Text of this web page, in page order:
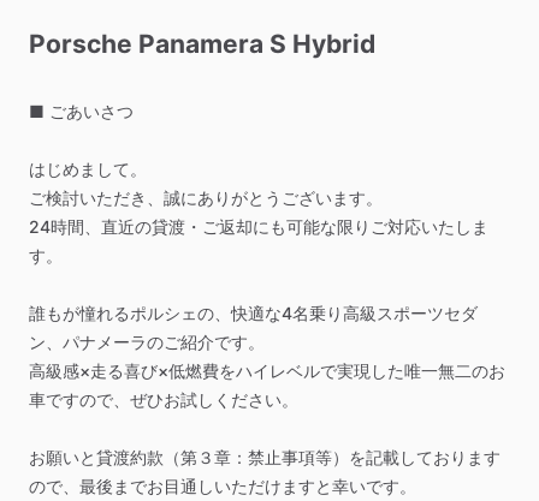
Porsche Panamera S Hybrid
■ ごあいさつ
はじめまして。
ご検討いただき、誠にありがとうございます。
24時間、直近の貸渡・ご返却にも可能な限りご対応いたしま
す。
誰もが憧れるポルシェの、快適な4名乗り高級スポーツセダ
ン、パナメーラのご紹介です。
高級感×走る喜び×低燃費をハイレベルで実現した唯一無二のお
車ですので、ぜひお試しください。
お願いと貸渡約款（第３章：禁止事項等）を記載しております
ので、最後までお目通しいただけますと幸いです。